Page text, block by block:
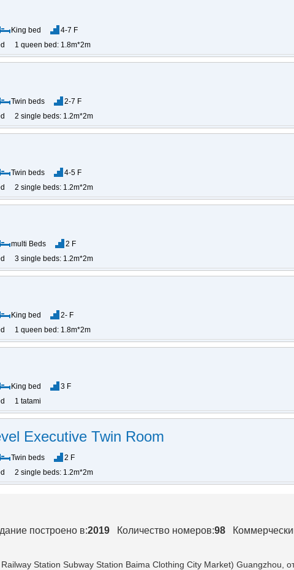
King bed
4-7 F
1 queen bed: 1.8m*2m
Twin beds
2-7 F
2 single beds: 1.2m*2m
Twin beds
4-5 F
2 single beds: 1.2m*2m
multi Beds
2 F
3 single beds: 1.2m*2m
King bed
2- F
1 queen bed: 1.8m*2m
King bed
3 F
1 tatami
Executive Twin Room
Twin beds
2 F
2 single beds: 1.2m*2m
построено в:2019 Количество номеров:98
Station Subway Station Baima Clothing City Market) Guangzhou ,